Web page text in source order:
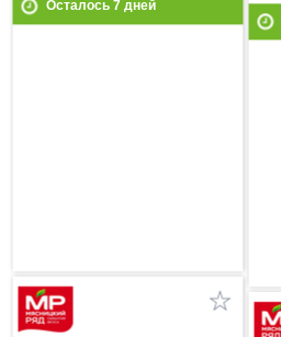
Осталось 7дней